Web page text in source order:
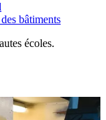
bâtiments
écoles.